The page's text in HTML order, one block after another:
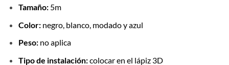
Tamaño:5m
Color:negro, blanco, modado y azul
Peso:no aplica
Tipo de instalación:colocar en el lápiz 3D